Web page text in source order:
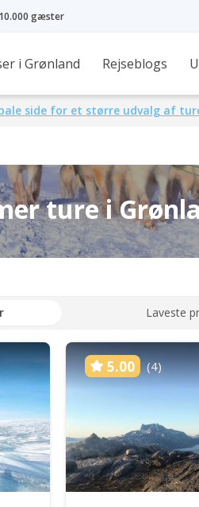
gæster
i Grønland Rejseblogs
side for et større udvalg af
ture i
Laveste
5.00 (4)